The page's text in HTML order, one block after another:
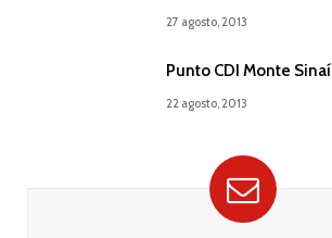
27 agosto, 2013
Punto CDI Monte Sinaí
22 agosto, 2013